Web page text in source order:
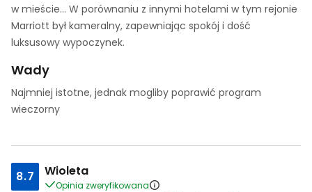
w mieście... W porównaniu z innymi hotelami w tym rejonie
Marriott był kameralny, zapewniając spokój i dość
luksusowy wypoczynek.
Wady
Najmniej istotne, jednak mogliby poprawić program
wieczorny
8.7 Wioleta
Opinia zweryfikowana